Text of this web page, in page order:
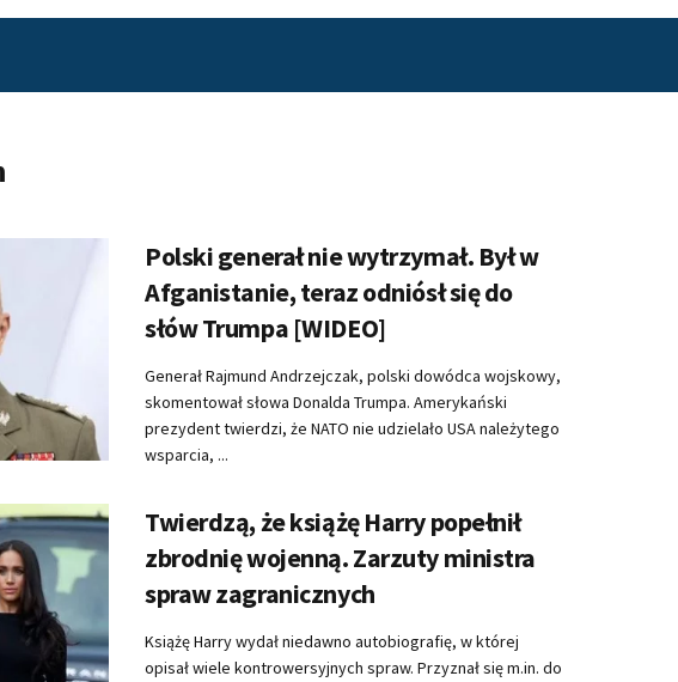
Polski generał nie wytrzymał. Był w
Afganistanie, teraz odniósł się do
słów Trumpa [WIDEO]
Generał Rajmund Andrzejczak, polski dowódca wojskowy,
skomentował słowa Donalda Trumpa. Amerykański
prezydent twierdzi, że NATO nie udzielało USA należytego
wsparcia, ...
Twierdzą, że książę Harry popełnił
zbrodnię wojenną. Zarzuty ministra
spraw zagranicznych
Książę Harry wydał niedawno autobiografię, w której
opisał wiele kontrowersyjnych spraw. Przyznał się m.in. do